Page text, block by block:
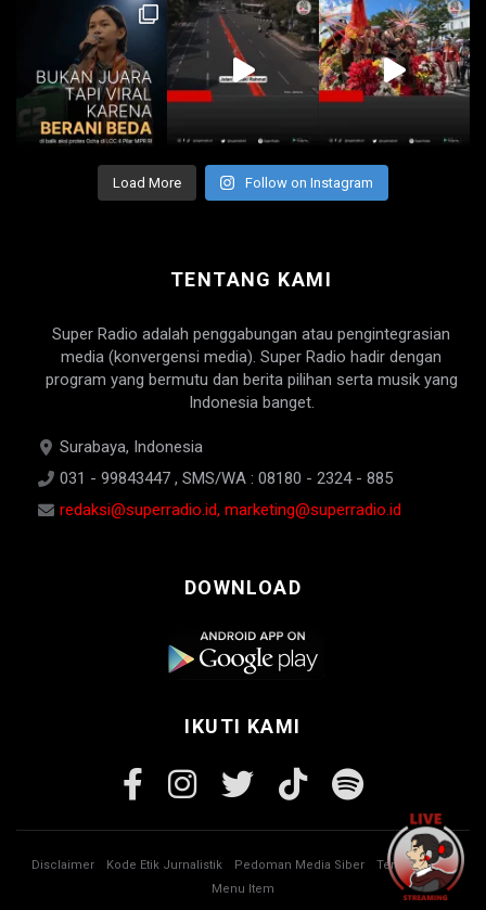
Load More Follow on Instagram
TENTANG KAMI
Super Radio adalah penggabungan atau pengintegrasian
media (konvergensi media). Super Radio hadir dengan
program yang bermutu dan berita pilihan serta musik yang
Indonesia banget.
Surabaya, Indonesia
031 - 99843447 , SMS/WA : 08180 - 2324 - 885
redaksi@superradio.id, marketing@superradio.id
DOWNLOAD
IKUTI KAMI
Disclaimer Kode Etik Jurnalistik Pedoman Media Siber
Tentang Kami
Menu Item